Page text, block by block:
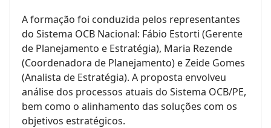
A formação foi conduzida pelos representantes
do Sistema OCB Nacional: Fábio Estorti (Gerente
de Planejamento e Estratégia), Maria Rezende
(Coordenadora de Planejamento) e Zeide Gomes
(Analista de Estratégia). A proposta envolveu
análise dos processos atuais do Sistema OCB/PE,
bem como o alinhamento das soluções com os
objetivos estratégicos.